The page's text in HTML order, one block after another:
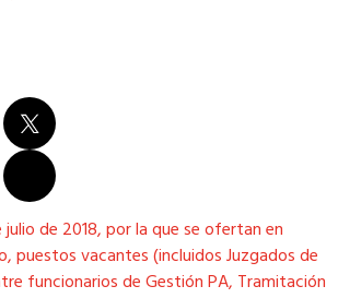
julio de 2018, por la que se ofertan en
puestos vacantes (incluidos Juzgados de
funcionarios de Gestión PA, Tramitación